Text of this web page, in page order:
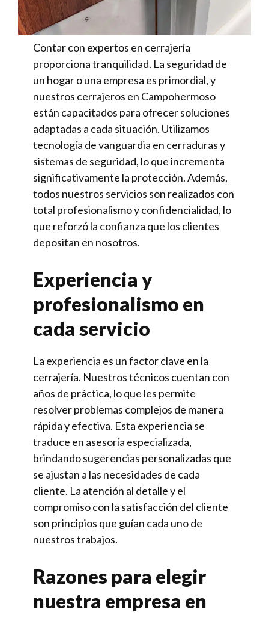
Contar con expertos en cerrajería
proporciona tranquilidad. La seguridad de
un hogar o una empresa es primordial, y
nuestros cerrajeros en Campohermoso
están capacitados para ofrecer soluciones
adaptadas a cada situación. Utilizamos
tecnología de vanguardia en cerraduras y
sistemas de seguridad, lo que incrementa
significativamente la protección. Además,
todos nuestros servicios son realizados con
total profesionalismo y confidencialidad, lo
que reforzó la confianza que los clientes
depositan en nosotros.
Experiencia y
profesionalismo en
cada servicio
La experiencia es un factor clave en la
cerrajería. Nuestros técnicos cuentan con
años de práctica, lo que les permite
resolver problemas complejos de manera
rápida y efectiva. Esta experiencia se
traduce en asesoría especializada,
brindando sugerencias personalizadas que
se ajustan a las necesidades de cada
cliente. La atención al detalle y el
compromiso con la satisfacción del cliente
son principios que guían cada uno de
nuestros trabajos.
Razones para elegir
nuestra empresa en